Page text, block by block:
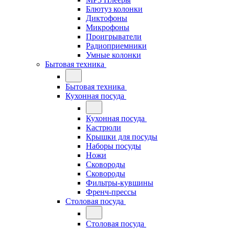
Блютуз колонки
Диктофоны
Микрофоны
Проигрыватели
Радиоприемники
Умные колонки
Бытовая техника
Бытовая техника
Кухонная посуда
Кухонная посуда
Кастрюли
Крышки для посуды
Наборы посуды
Ножи
Сковороды
Сковороды
Фильтры-кувшины
Френч-прессы
Столовая посуда
Столовая посуда